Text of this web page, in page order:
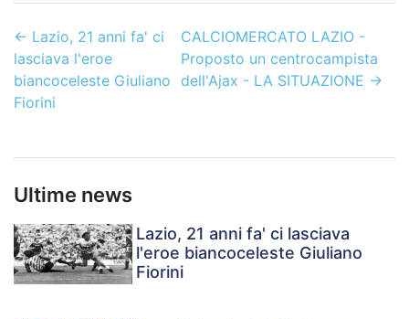
← Lazio, 21 anni fa' ci
lasciava l'eroe
biancoceleste Giuliano
Fiorini
CALCIOMERCATO LAZIO -
Proposto un centrocampista
dell'Ajax - LA SITUAZIONE →
Ultime news
Lazio, 21 anni fa' ci lasciava
l'eroe biancoceleste Giuliano
Fiorini